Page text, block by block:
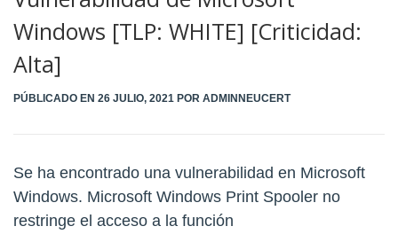
Windows [TLP: WHITE] [Criticidad:
Alta]
PÚBLICADO EN 26 JULIO, 2021 POR ADMINNEUCERT
Se ha encontrado una vulnerabilidad en Microsoft
Windows. Microsoft Windows Print Spooler no
restringe el acceso a la función